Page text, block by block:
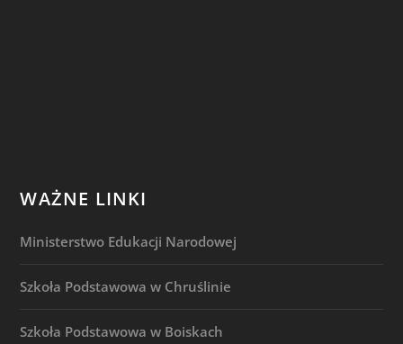
WAŻNE LINKI
Ministerstwo Edukacji Narodowej
Szkoła Podstawowa w Chruślinie
Szkoła Podstawowa w Boiskach